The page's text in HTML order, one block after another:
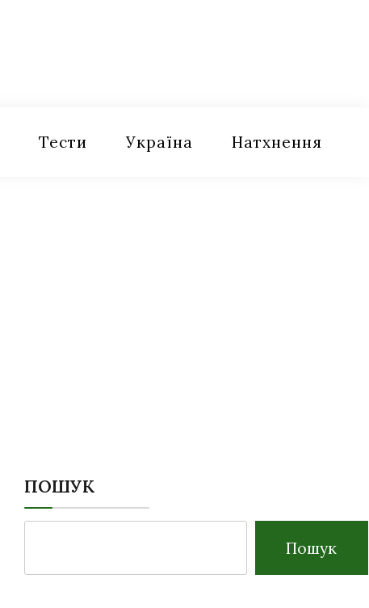
Тести Україна Натхнення
ПОШУК
Пошук